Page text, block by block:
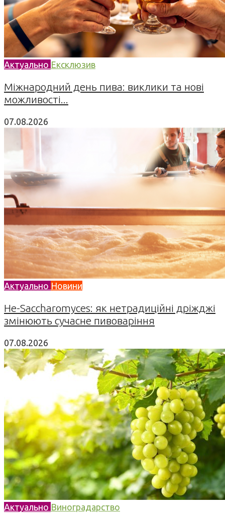
Актуально Ексклюзив
Міжнародний день пива: виклики та нові
можливості...
07.08.2026
Актуально Новини
Не-Saccharomyces: як нетрадиційні дріжджі
змінюють сучасне пивоваріння
07.08.2026
Актуально Виноградарство